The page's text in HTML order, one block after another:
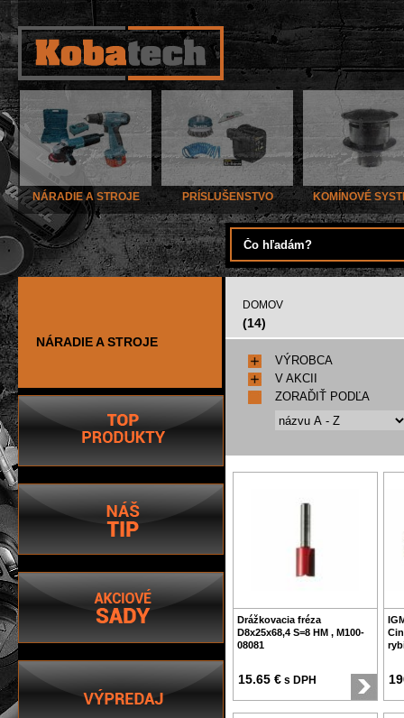
NÁRADIE A STROJE PRÍSLUŠENSTVO KOMÍNOVÉ
NÁRADIE A STROJE
DOMOV
(14)
VÝROBCA
V AKCII
ZORAĎIŤ PODĽA
Drážkovacia fréza
D8x25x68,4 S=8 HM , M100-
08081
15.65 € s DPH